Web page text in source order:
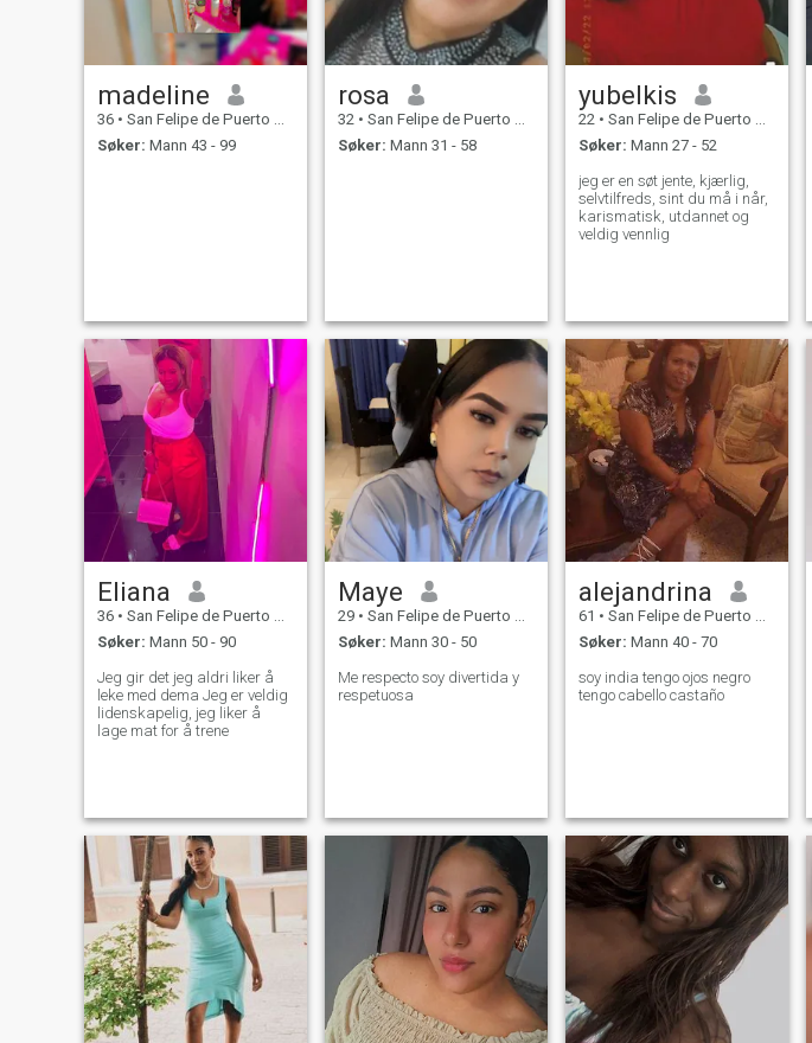
madeline
36 • San Felipe de Puerto Plata, Puerto Plata, Den Dominikanske R...
Søker: Mann 43 - 99
rosa
32 • San Felipe de Puerto Plata, Puerto Plata, Den Dominikanske R...
Søker: Mann 31 - 58
yubelkis
22 • San Felipe de Puerto Plata, Puerto Plata, Den Dominikanske R...
Søker: Mann 27 - 52
jeg er en søt jente, kjærlig,
selvtilfreds, sint du må i når,
karismatisk, utdannet og
veldig vennlig
Eliana
36 • San Felipe de Puerto Plata, Puerto Plata, Den Dominikanske R...
Søker: Mann 50 - 90
Jeg gir det jeg aldri liker å
leke med dema Jeg er veldig
lidenskapelig, jeg liker å
lage mat for å trene
Maye
29 • San Felipe de Puerto Plata, Puerto Plata, Den Dominikanske R...
Søker: Mann 30 - 50
Me respecto soy divertida y
respetuosa
alejandrina
61 • San Felipe de Puerto Plata, Puerto Plata, Den Dominikanske R...
Søker: Mann 40 - 70
soy india tengo ojos negro
tengo cabello castaño